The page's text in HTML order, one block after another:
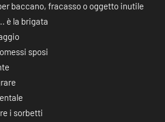
baccano, fracasso o oggetto inutile
è la brigata
sposi
i sorbetti